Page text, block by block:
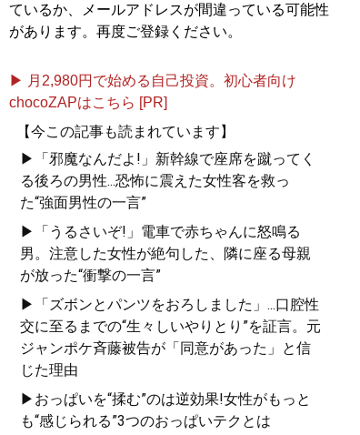
ているか、メールアドレスが間違っている可能性
があります。再度ご登録ください。
▶ 月2,980円で始める自己投資。初心者向け
chocoZAPはこちら [PR]
【今この記事も読まれています】
▶「邪魔なんだよ!」新幹線で座席を蹴ってく
る後ろの男性...恐怖に震えた女性客を救っ
た“強面男性の一言”
▶「うるさいぞ!」電車で赤ちゃんに怒鳴る
男。注意した女性が絶句した、隣に座る母親
が放った“衝撃の一言”
▶「ズボンとパンツをおろしました」...口腔性
交に至るまでの“生々しいやりとり”を証言。元
ジャンポケ斉藤被告が「同意があった」と信
じた理由
▶おっぱいを“揉む”のは逆効果!女性がもっと
も“感じられる”3つのおっぱいテクとは